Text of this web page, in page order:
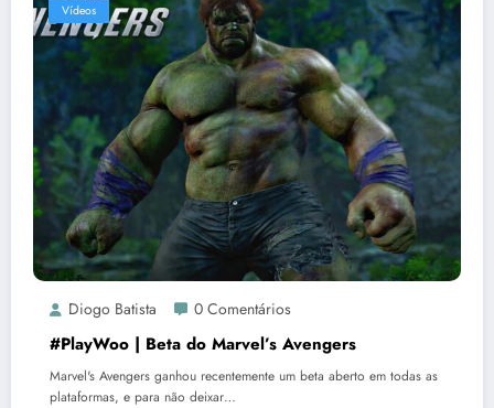
Vídeos
Diogo Batista 0 Comentários
#PlayWoo | Beta do Marvel’s Avengers
Marvel's Avengers ganhou recentemente um beta aberto em todas as
plataformas, e para não deixar…